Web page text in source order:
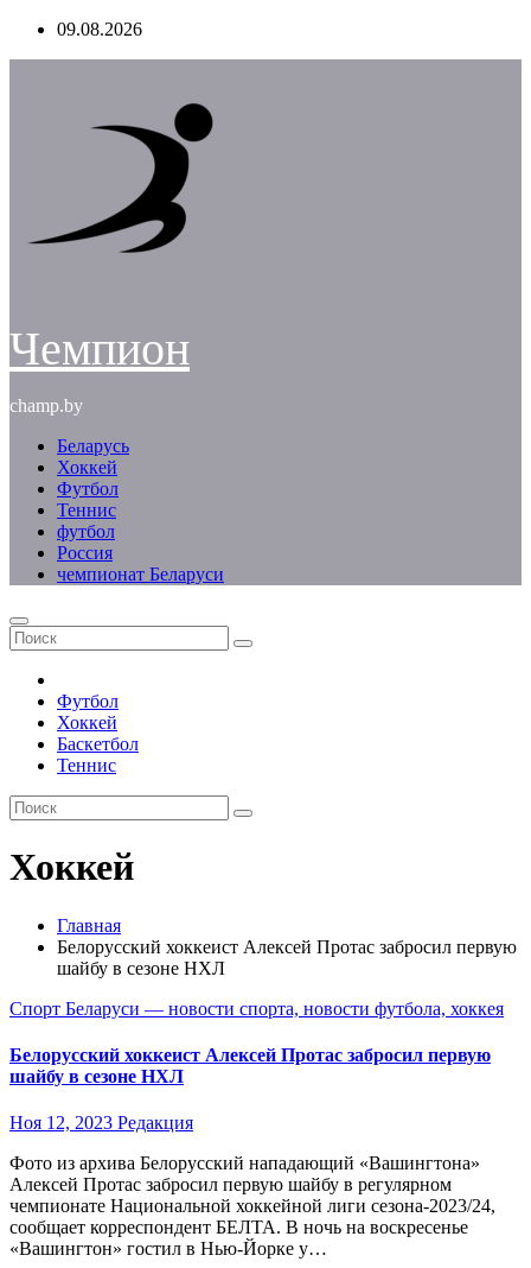
Перейти09.08.2026
Чемпион
champ.by
Беларусь
Хоккей
Футбол
Теннис
футбол
Россия
чемпионат Беларуси
Футбол
Хоккей
Баскетбол
Теннис
Хоккей
Главная
Белорусский хоккеист Алексей Протас забросил первую
шайбу в сезоне НХЛ
Спорт Беларуси — новости спорта, новости футбола, хоккея
Белорусский хоккеист Алексей Протас забросил первую
шайбу в сезоне НХЛ
Ноя 12, 2023 Редакция
Фото из архива Белорусский нападающий «Вашингтона»
Алексей Протас забросил первую шайбу в регулярном
чемпионате Национальной хоккейной лиги сезона-2023/24,
сообщает корреспондент БЕЛТА. В ночь на воскресенье
«Вашингтон» гостил в Нью-Йорке у…